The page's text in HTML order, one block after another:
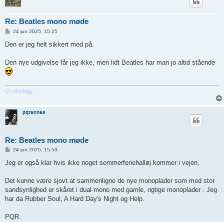
Re: Beatles mono møde
d
g
24 jun 2025, 15:25
Den er jeg helt sikkert med på.
Den nye udgivelse får jeg ikke, men lidt Beatles har man jo altid stående
Ornithology
pqrannes
Re: Beatles mono møde
d
g
24 jun 2025, 15:53
Jeg er også klar hvis ikke noget sommerferiehalløj kommer i vejen.
Det kunne være sjovt at sammenligne de nye monoplader som med stor
sandsynlighed er skåret i dual-mono med gamle, rigtige monoplader . Jeg
har da Rubber Soul, A Hard Day's Night og Help.
PQR.